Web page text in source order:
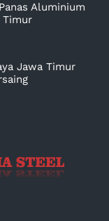
Aluminium
Timur
Jawa Timur